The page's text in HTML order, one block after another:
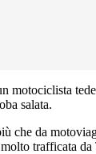
motociclista
salata.
che da
trafficata